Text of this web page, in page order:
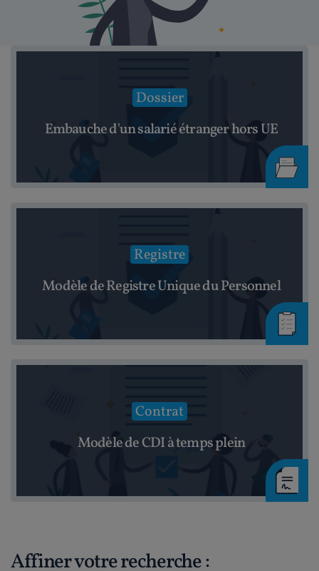
Dossier
Embauche d'un salarié étranger hors UE
Registre
Modèle de Registre Unique du Personnel
Contrat
Modèle de CDI à temps plein
Affiner votre recherche :